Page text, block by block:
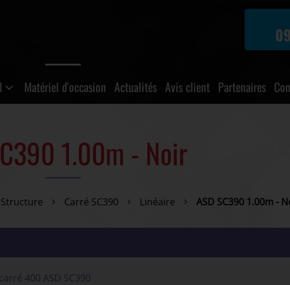
Matériel d'occasion Actualités Avis client Partenaires
1.00m - Noir
Structure Carré SC390 Linéaire ASD SC390 1.00m -
400 ASD SC390